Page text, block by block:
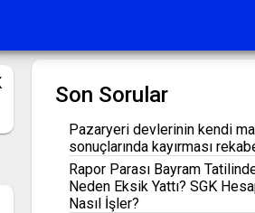
Son Sorular
Pazaryeri devlerinin kendi
sonuçlarında kayırması
Rapor Parası Bayram
Neden Eksik Yattı? SGK
Nasıl İşler?